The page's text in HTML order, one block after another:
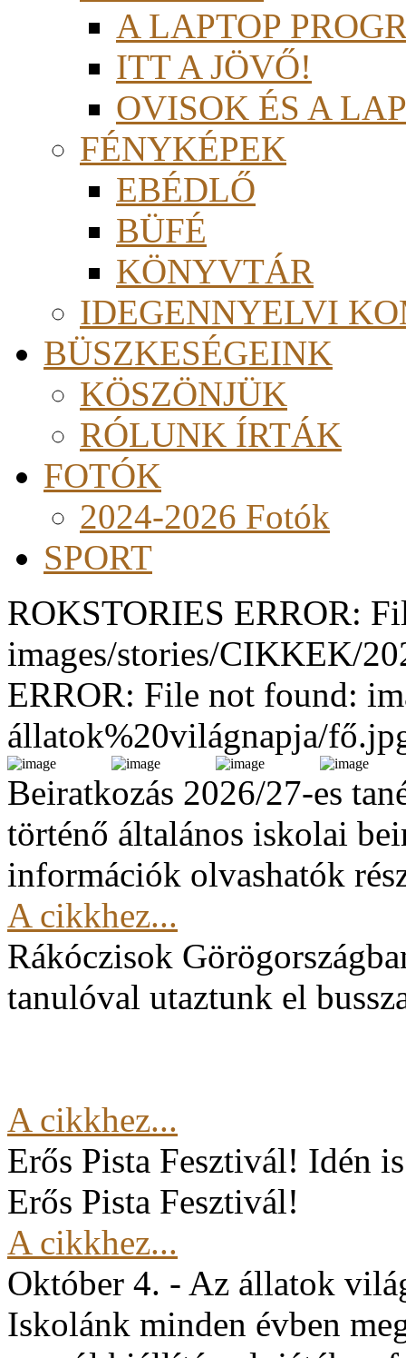
A LAPTOP
ITT A JÖVŐ!
OVISOK ÉS A
FÉNYKÉPEK
EBÉDLŐ
BÜFÉ
KÖNYVTÁR
IDEGENNYELVI
BÜSZKESÉGEINK
KÖSZÖNJÜK
RÓLUNK ÍRTÁK
FOTÓK
2024-2026 Fotók
SPORT
ROKSTORIES ERROR:
images/stories/CIKKEK/
ERROR: File not found:
állatok%20világnapja/
Beiratkozás 2026/27-es
történő általános iskolai
információk olvashatók
A cikkhez...
Rákóczisok
tanulóval utaztunk el
A cikkhez...
Erős Pista Fesztivál! Idén
Erős Pista Fesztivál!
A cikkhez...
Október 4. - Az állatok
Iskolánk minden évben